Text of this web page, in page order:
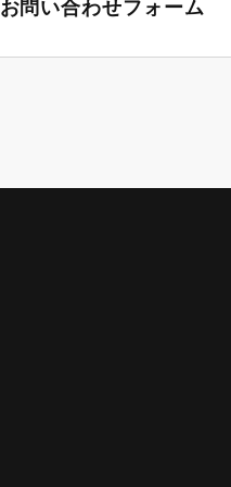
お問い合わせフォーム